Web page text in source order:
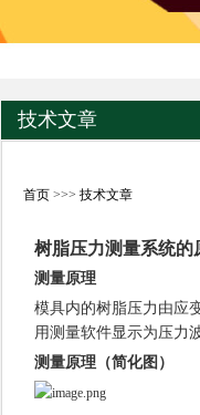
技术文章
首页>>> 技术文章
树脂压力测量系统的
测量原理
模具内的树脂压力由应
用测量软件显示为压力
测量原理（简化图）